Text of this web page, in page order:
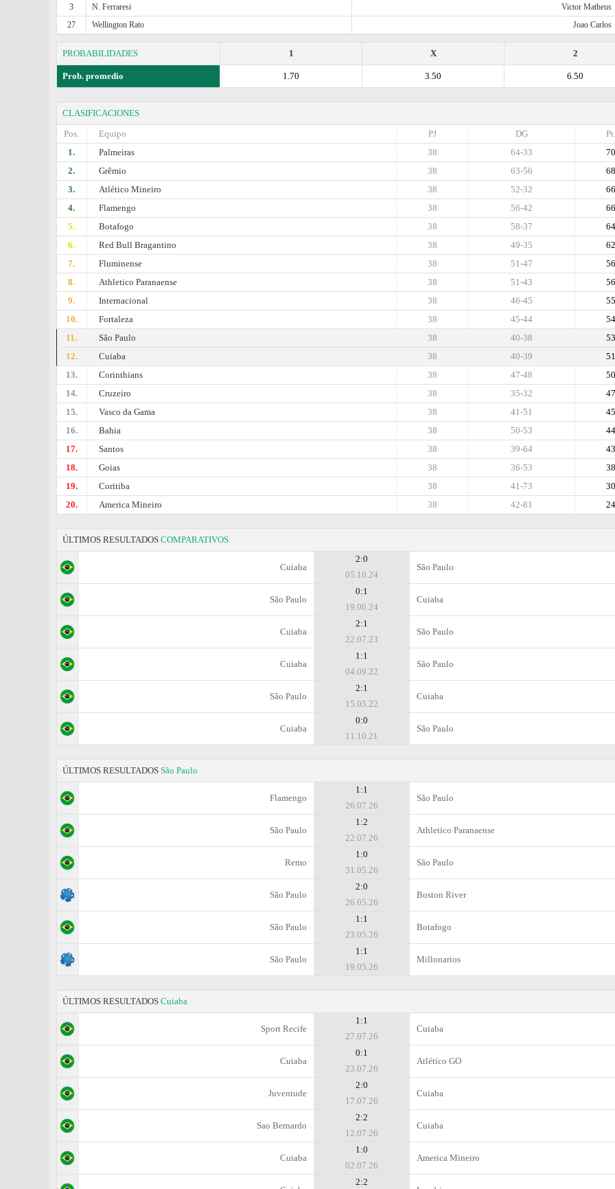
3
N. Ferraresi Victor Matheus
27
Wellington Rato Joao Carlos
PROBABILIDADES 2
X
1
Prob. promedio 6.50
3.50
1.70
CLASIFICACIONES
Pos.
Equipo Pt.
DG
PJ
1.
Palmeiras 70
64-33
38
2.
Grêmio 68
63-56
38
3.
Atlético Mineiro 66
52-32
38
4.
Flamengo 66
56-42
38
5.
Botafogo 64
58-37
38
6.
Red Bull Bragantino 62
49-35
38
7.
Fluminense 56
51-47
38
8.
Athletico Paranaense 56
51-43
38
9.
Internacional 55
46-45
38
10.
Fortaleza 54
45-44
38
11.
São Paulo 53
40-38
38
12.
Cuiaba 51
40-39
38
13.
Corinthians 50
47-48
38
14.
Cruzeiro 47
35-32
38
15.
Vasco da Gama 45
41-51
38
16.
Bahia 44
50-53
38
17.
Santos 43
39-64
38
18.
Goias 38
36-53
38
19.
Coritiba 30
41-73
38
20.
Amеrica Mineiro 24
42-81
38
ÚLTIMOS RESULTADOS COMPARATIVOS
Cuiaba
2:0
05.10.24
São Paulo
São Paulo
0:1
19.06.24
Cuiaba
Cuiaba
2:1
22.07.23
São Paulo
Cuiaba
1:1
04.09.22
São Paulo
São Paulo
2:1
15.05.22
Cuiaba
Cuiaba
0:0
11.10.21
São Paulo
ÚLTIMOS RESULTADOS São Paulo
Flamengo
1:1
26.07.26
São Paulo
São Paulo
1:2
22.07.26
Athletico Paranaense
Remo
1:0
31.05.26
São Paulo
São Paulo
2:0
26.05.26
Boston River
São Paulo
1:1
23.05.26
Botafogo
São Paulo
1:1
19.05.26
Millonarios
ÚLTIMOS RESULTADOS Cuiaba
Sport Recife
1:1
27.07.26
Cuiaba
Cuiaba
0:1
23.07.26
Atlético GO
Juventude
2:0
17.07.26
Cuiaba
Sao Bernardo
2:2
12.07.26
Cuiaba
Cuiaba
1:0
02.07.26
Amеrica Mineiro
2:2